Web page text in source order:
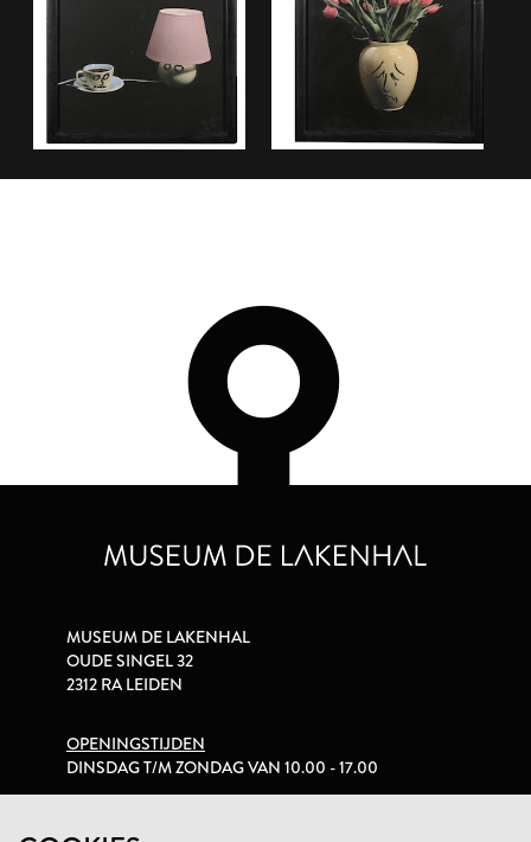
MUSEUM DE LAKENHAL
OUDE SINGEL 32
2312 RA LEIDEN
OPENINGSTIJDEN
DINSDAG T/M ZONDAG VAN 10.00 - 17.00